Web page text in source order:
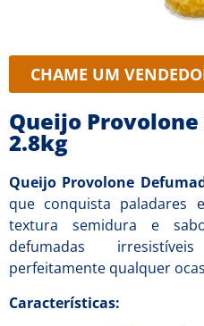
CHAME UM
Queijo
2.8kg
Queijo Provolone
que conquista paladares
textura semidura e
defumadas
perfeitamente qualquer
Características: